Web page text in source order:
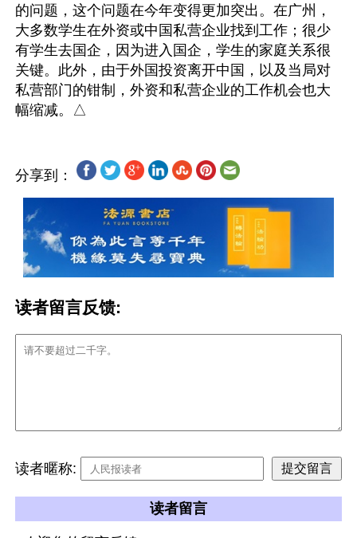
的问题，这个问题在今年变得更加突出。在广州，
大多数学生在外资或中国私营企业找到工作；很少
有学生去国企，因为进入国企，学生的家庭关系很
关键。此外，由于外国投资离开中国，以及当局对
私营部门的钳制，外资和私营企业的工作机会也大
分享到：
读者留言反馈:
读者暱称:
读者留言